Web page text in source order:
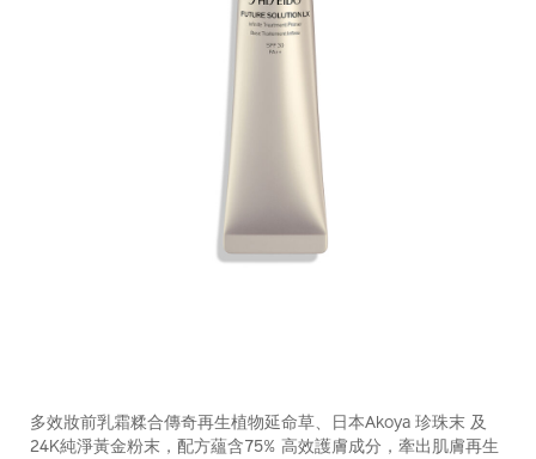
lx-
編
號：
多效妝前乳霜糅合傳奇再生植物延命草、日本Akoya 珍珠末 及
24K純淨黃金粉末，配方蘊含75% 高效護膚成分，牽出肌膚再生